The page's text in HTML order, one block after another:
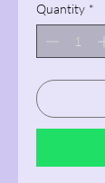
Quantity *